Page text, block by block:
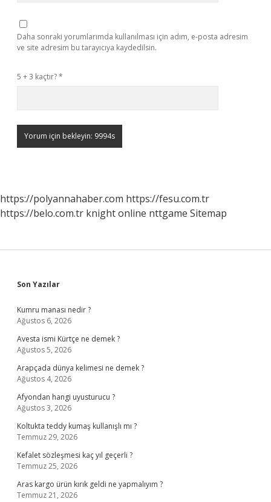
Daha sonraki yorumlarımda kullanılması için adım, e-posta adresim
ve site adresim bu tarayıcıya kaydedilsin.
5 + 3 kaçtır?*
https://polyannahaber.com https://fesu.com.tr
https://belo.com.tr knight online nttgame Sitemap
Sidebar
Son Yazılar
Kumru manası nedir ?
Ağustos 6, 2026
Avesta ismi Kürtçe ne demek ?
Ağustos 5, 2026
Arapçada dünya kelimesi ne demek ?
Ağustos 4, 2026
Afyondan hangi uyusturucu ?
Ağustos 3, 2026
Koltukta teddy kumaş kullanışlı mı ?
Temmuz 29, 2026
Kefalet sözleşmesi kaç yıl geçerli ?
Temmuz 25, 2026
Aras kargo ürün kırık geldi ne yapmalıyım ?
Temmuz 21, 2026